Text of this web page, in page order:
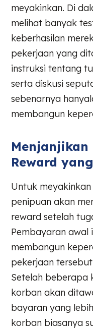
meyakinkan. Di
melihat banyak
keberhasilan
pekerjaan yang
instruksi tentang
serta diskusi
sebenarnya
membangun
Menjanjikan
Reward
Untuk
penipuan akan
reward setelah
Pembayaran
membangun
pekerjaan
Setelah beberapa
korban akan
bayaran yang
korban biasanya